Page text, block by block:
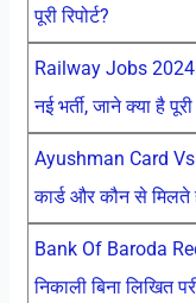
पूरी रिपोर्ट?
Railway Jobs
नई भर्ती, जाने क्या है
Ayushman Card
कार्ड और कौन से मिलते
Bank Of Baroda
निकाली बिना लिखित